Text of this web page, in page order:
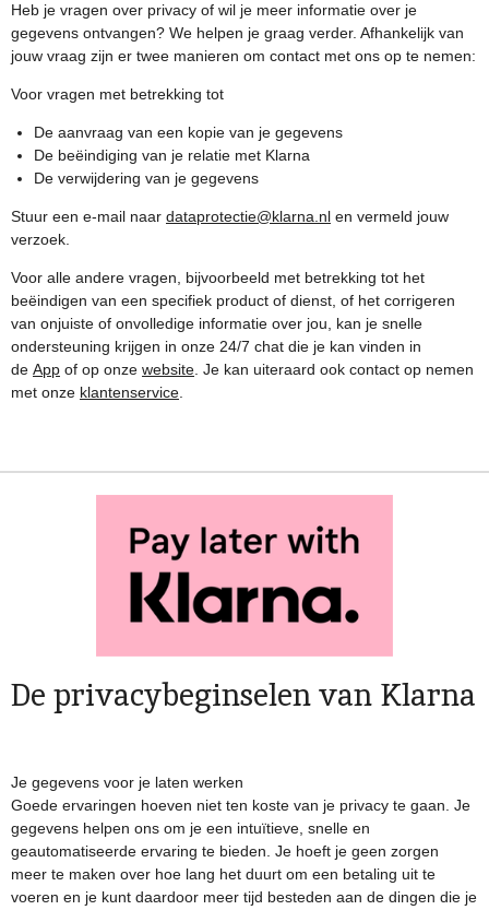
Heb je vragen over privacy of wil je meer informatie over je
gegevens ontvangen? We helpen je graag verder. Afhankelijk van
jouw vraag zijn er twee manieren om contact met ons op te nemen:
Voor vragen met betrekking tot
De aanvraag van een kopie van je gegevens
De beëindiging van je relatie met Klarna
De verwijdering van je gegevens
Stuur een e-mail naar dataprotectie@klarna.nl en vermeld jouw
verzoek.
Voor alle andere vragen, bijvoorbeeld met betrekking tot het
beëindigen van een specifiek product of dienst, of het corrigeren
van onjuiste of onvolledige informatie over jou, kan je snelle
ondersteuning krijgen in onze 24/7 chat die je kan vinden in
de App of op onze website . Je kan uiteraard ook contact op nemen
met onze klantenservice
De privacybeginselen van Klarna
Je gegevens voor je laten werken
Goede ervaringen hoeven niet ten koste van je privacy te gaan. Je
gegevens helpen ons om je een intuïtieve, snelle en
geautomatiseerde ervaring te bieden. Je hoeft je geen zorgen
meer te maken over hoe lang het duurt om een betaling uit te
voeren en je kunt daardoor meer tijd besteden aan de dingen die je